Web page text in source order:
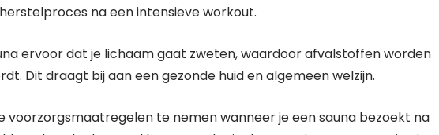
na een intensieve workout.
ervoor dat je lichaam gaat zweten, waardoor afvalstoffen worden
Dit draagt bij aan een gezonde huid en algemeen welzijn.
voorzorgsmaatregelen te nemen wanneer je een sauna bezoekt na